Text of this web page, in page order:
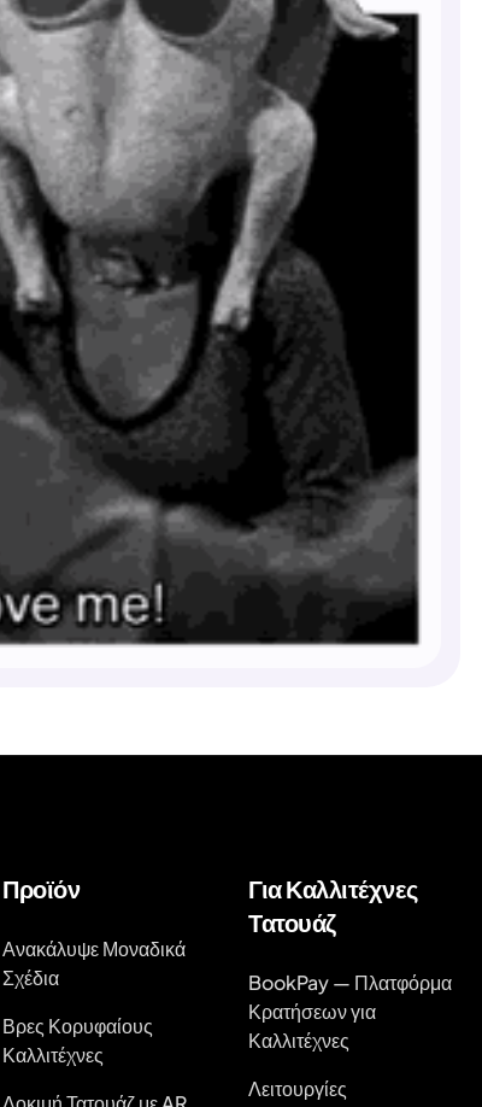
Προϊόν
Ανακάλυψε Μοναδικά
Σχέδια
Βρες Κορυφαίους
Καλλιτέχνες
Για Καλλιτέχνες
Τατουάζ
BookPay — Πλατφόρμα
Κρατήσεων για
Καλλιτέχνες
Λειτουργίες